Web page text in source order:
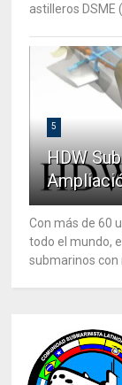
astilleros DSME
5
HDW
Con más de 60
todo el mundo,
submarinos con